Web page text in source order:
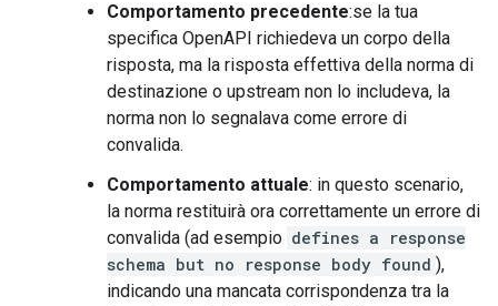
Comportamento precedente:se la tua
specifica OpenAPI richiedeva un corpo della
risposta, ma la risposta effettiva della norma di
destinazione o upstream non lo includeva, la
norma non lo segnalava come errore di
convalida.
Comportamento attuale: in questo scenario,
la norma restituirà ora correttamente un errore di
convalida (ad esempio defines a response
schema but no response body found ),
indicando una mancata corrispondenza tra la